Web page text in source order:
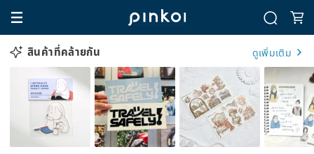
สินค้าที่คล้ายกัน ดูเพิ่มเติม